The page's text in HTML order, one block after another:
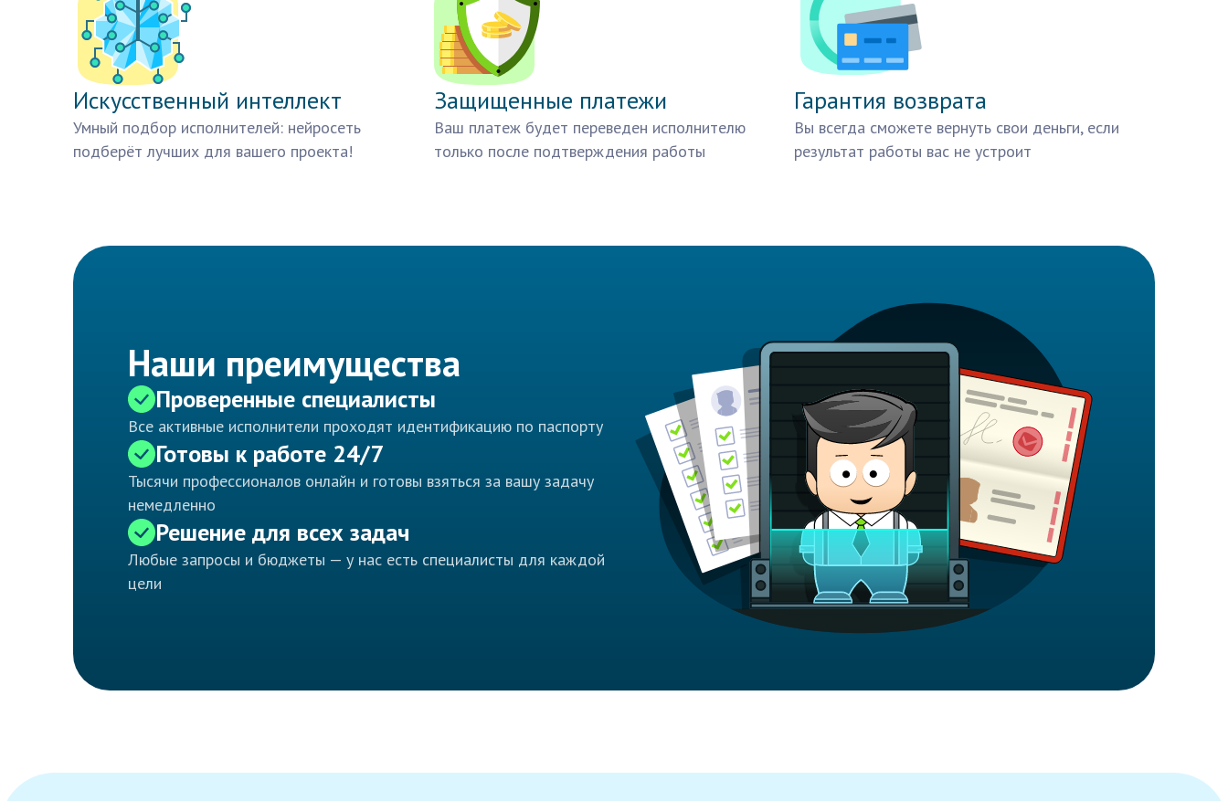
Искусственный интеллект
Умный подбор исполнителей: нейросеть
подберёт лучших для вашего проекта!
Защищенные платежи
Ваш платеж будет переведен исполнителю
только после подтверждения работы
Гарантия возврата
Вы всегда сможете вернуть свои деньги, если
результат работы вас не устроит
Наши преимущества
Проверенные специалисты
Все активные исполнители проходят идентификацию по паспорту
Готовы к работе 24/7
Тысячи профессионалов онлайн и готовы взяться за вашу задачу
немедленно
Решение для всех задач
Любые запросы и бюджеты — у нас есть специалисты для каждой
цели